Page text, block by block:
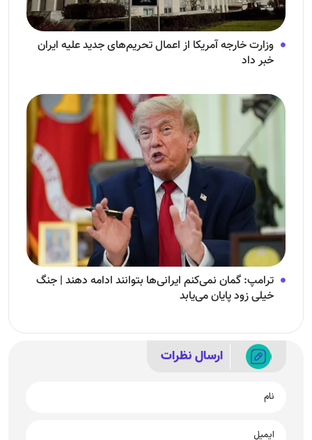
وزارت خارجه آمریکا از اعمال تحریم‌های جدید علیه ایران
خبر داد
ترامپ: گمان نمی‌کنم ایرانی‌ها بتوانند ادامه دهند | جنگ
خیلی زود پایان می‌یابد
ارسال نظرات